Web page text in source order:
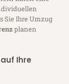
Sie Ihre Umzug
planen
Ihre